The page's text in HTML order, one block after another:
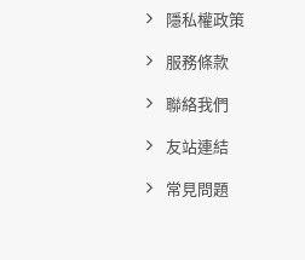
隱私權政策
服務條款
聯絡我們
友站連結
常見問題